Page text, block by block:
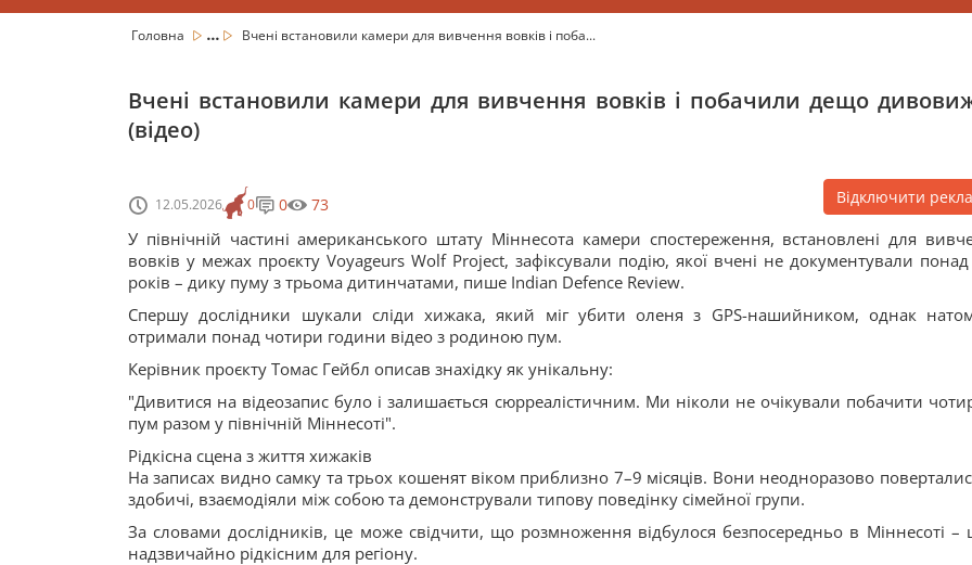
Головна ... Вчені встановили камери для вивчення вовків і поба...
Вчені встановили камери для вивчення вовків і побачили дещо
(відео)
12.05.2026 0 0 73 Відключити
У північній частині американського штату Міннесота камери спостереження, встановлені для
вовків у межах проєкту Voyageurs Wolf Project, зафіксували подію, якої вчені не документували
років – дику пуму з трьома дитинчатами, пише Indian Defence Review.
Спершу дослідники шукали сліди хижака, який міг убити оленя з GPS-нашийником, однак
отримали понад чотири години відео з родиною пум.
Керівник проєкту Томас Гейбл описав знахідку як унікальну:
"Дивитися на відеозапис було і залишається сюрреалістичним. Ми ніколи не очікували побачити
пум разом у північній Міннесоті".
Рідкісна сцена з життя хижаків
На записах видно самку та трьох кошенят віком приблизно 7–9 місяців. Вони неодноразово
здобичі, взаємодіяли між собою та демонстрували типову поведінку сімейної групи.
За словами дослідників, це може свідчити, що розмноження відбулося безпосередньо в Міннесоті –
надзвичайно рідкісним для регіону.